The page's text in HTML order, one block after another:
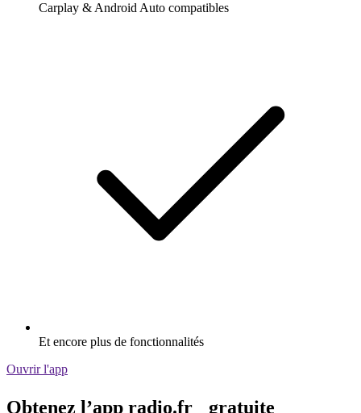
Carplay & Android Auto compatibles
Et encore plus de fonctionnalités
Ouvrir l'app
Obtenez l’app radio.fr gratuite